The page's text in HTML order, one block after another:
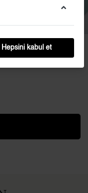
Hepsini kabul et